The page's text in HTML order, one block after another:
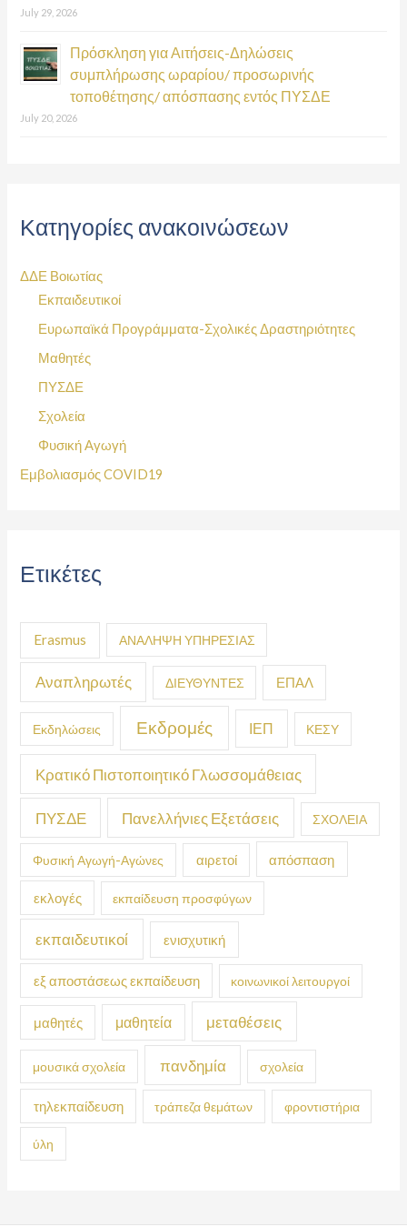
July 29, 2026
Πρόσκληση για Αιτήσεις-Δηλώσεις
συμπλήρωσης ωραρίου/ προσωρινής
τοποθέτησης/ απόσπασης εντός ΠΥΣΔΕ
July 20, 2026
Κατηγορίες ανακοινώσεων
ΔΔΕ Βοιωτίας
Εκπαιδευτικοί
Ευρωπαϊκά Προγράμματα-Σχολικές Δραστηριότητες
Μαθητές
ΠΥΣΔΕ
Σχολεία
Φυσική Αγωγή
Εμβολιασμός COVID19
Ετικέτες
Erasmus ΑΝΑΛΗΨΗ ΥΠΗΡΕΣΙΑΣ
Αναπληρωτές ΔΙΕΥΘΥΝΤΕΣ ΕΠΑΛ
Εκδηλώσεις Εκδρομές ΙΕΠ ΚΕΣΥ
Κρατικό Πιστοποιητικό Γλωσσομάθειας
ΠΥΣΔΕ Πανελλήνιες Εξετάσεις ΣΧΟΛΕΙΑ
Φυσική Αγωγή-Αγώνες αιρετοί απόσπαση
εκλογές εκπαίδευση προσφύγων
εκπαιδευτικοί ενισχυτική
εξ αποστάσεως εκπαίδευση κοινωνικοί λειτουργοί
μαθητές μαθητεία μεταθέσεις
μουσικά σχολεία πανδημία σχολεία
τηλεκπαίδευση τράπεζα θεμάτων φροντιστήρια
ύλη